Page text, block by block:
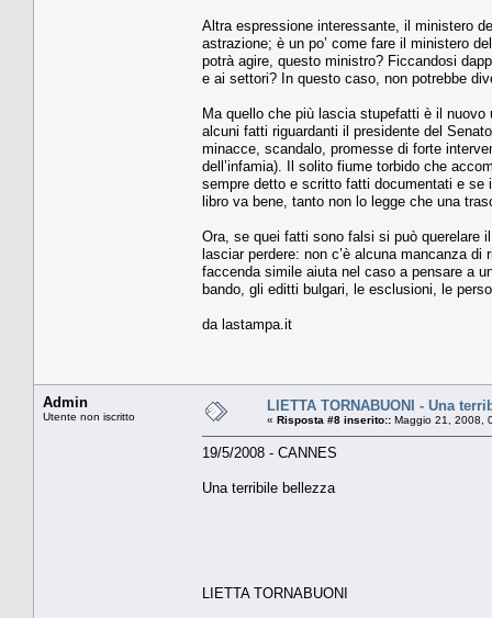
Altra espressione interessante, il ministero
astrazione; è un po’ come fare il ministero
potrà agire, questo ministro? Ficcandosi
e ai settori? In questo caso, non potrebbe
Ma quello che più lascia stupefatti è il
alcuni fatti riguardanti il presidente del
minacce, scandalo, promesse di forte
dell’infamia). Il solito fiume torbido che
sempre detto e scritto fatti documentati e
libro va bene, tanto non lo legge che una
Ora, se quei fatti sono falsi si può querelare
lasciar perdere: non c’è alcuna mancanza
faccenda simile aiuta nel caso a pensare a
bando, gli editti bulgari, le esclusioni, le
da lastampa.it
Admin
Utente non iscritto
LIETTA TORNABUONI - Una
« Risposta #8 inserito:: Maggio 21, 2008,
19/5/2008 - CANNES
Una terribile bellezza
LIETTA TORNABUONI